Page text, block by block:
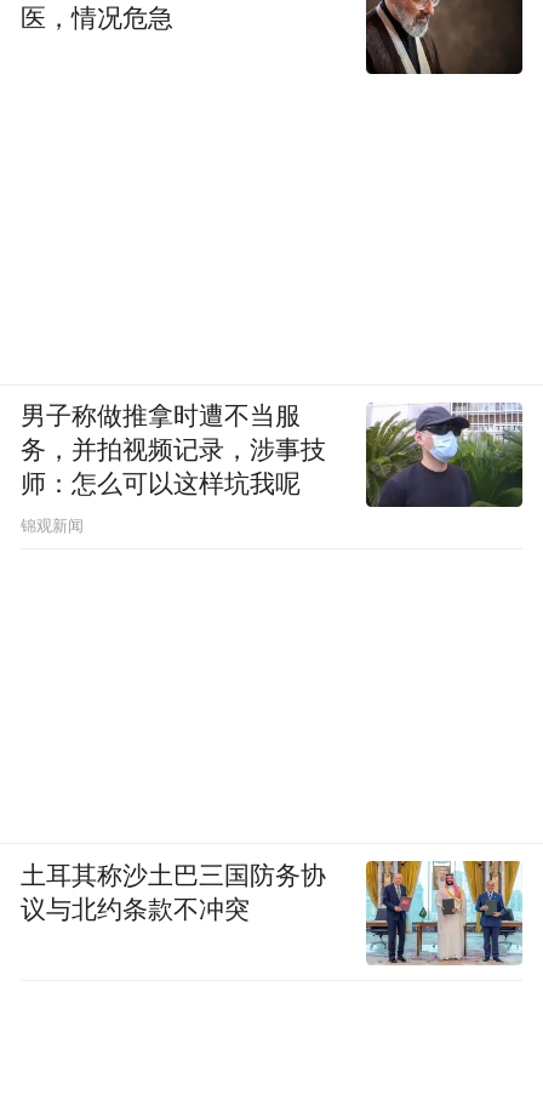
医，情况危急
男子称做推拿时遭不当服
务，并拍视频记录，涉事技
师：怎么可以这样坑我呢
锦观新闻
土耳其称沙土巴三国防务协
议与北约条款不冲突